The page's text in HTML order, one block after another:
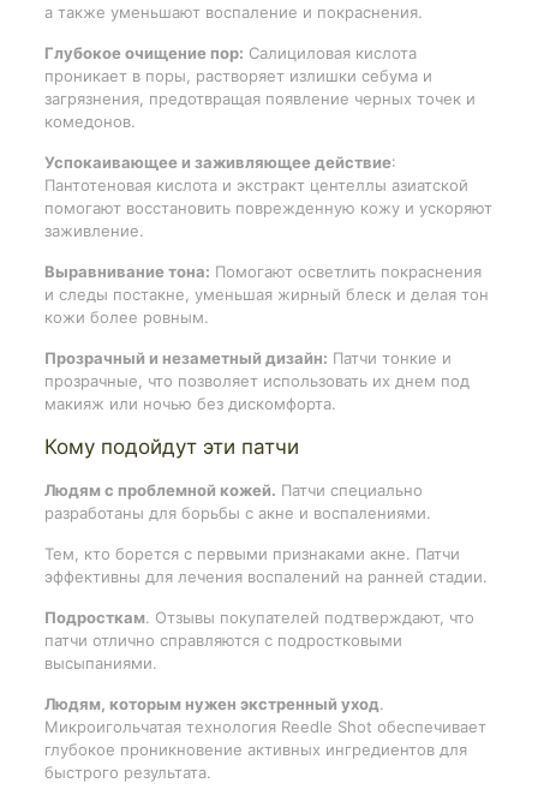
а также уменьшают воспаление и покраснения.
Глубокое очищение пор: Салициловая кислота
проникает в поры, растворяет излишки себума и
загрязнения, предотвращая появление черных точек и
комедонов.
Успокаивающее и заживляющее действие:
Пантотеновая кислота и экстракт центеллы азиатской
помогают восстановить поврежденную кожу и ускоряют
заживление.
Выравнивание тона: Помогают осветлить покраснения
и следы постакне, уменьшая жирный блеск и делая тон
кожи более ровным.
Прозрачный и незаметный дизайн: Патчи тонкие и
прозрачные, что позволяет использовать их днем под
макияж или ночью без дискомфорта.
Кому подойдут эти патчи
Людям с проблемной кожей. Патчи специально
разработаны для борьбы с акне и воспалениями.
Тем, кто борется с первыми признаками акне. Патчи
эффективны для лечения воспалений на ранней стадии.
Подросткам. Отзывы покупателей подтверждают, что
патчи отлично справляются с подростковыми
высыпаниями.
Людям, которым нужен экстренный уход.
Микроигольчатая технология Reedle Shot обеспечивает
глубокое проникновение активных ингредиентов для
быстрого результата.